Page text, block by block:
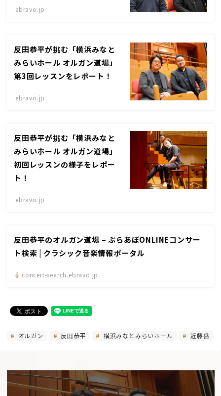
ebravo.jp
反田恭平が挑む「横浜みなと
みらいホール オルガン道場」
第3回レッスンをレポート！
ebravo.jp
反田恭平が挑む「横浜みなと
みらいホール オルガン道場」
初回レッスンの様子をレポー
ト！
ebravo.jp
反田恭平のオルガン道場 – ぶらあぼONLINEコンサー
ト検索 | クラシック音楽情報ポータル
concert-search.ebravo.jp
オルガン 反田恭平 横浜みなとみらいホール 近藤岳